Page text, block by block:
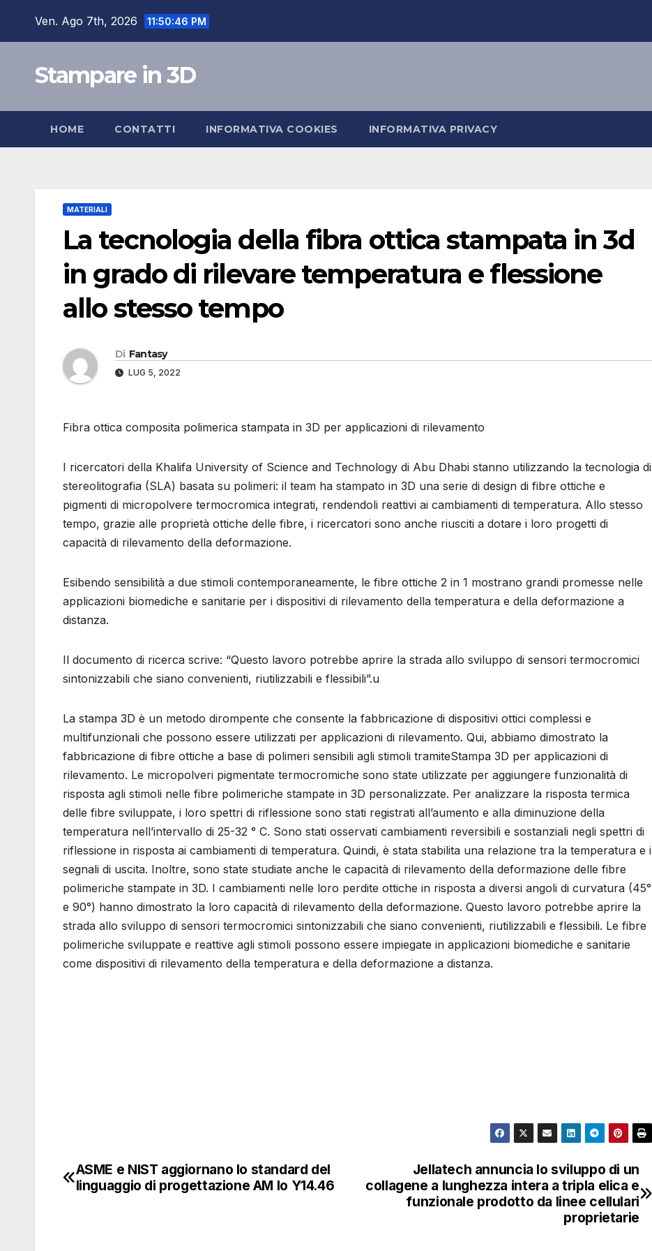
Ven. Ago 7th, 2026 11:50:47 PM
Stampare in 3D
HOME CONTATTI INFORMATIVA COOKIES INFORMATIVA PRIVACY
MATERIALI
La tecnologia della fibra ottica stampata in 3d
in grado di rilevare temperatura e flessione
allo stesso tempo
Di Fantasy
LUG 5, 2022
Fibra ottica composita polimerica stampata in 3D per applicazioni di rilevamento
I ricercatori della Khalifa University of Science and Technology di Abu Dhabi stanno utilizzando la tecnologia di
stereolitografia (SLA) basata su polimeri: il team ha stampato in 3D una serie di design di fibre ottiche e
pigmenti di micropolvere termocromica integrati, rendendoli reattivi ai cambiamenti di temperatura. Allo stesso
tempo, grazie alle proprietà ottiche delle fibre, i ricercatori sono anche riusciti a dotare i loro progetti di
capacità di rilevamento della deformazione.
Esibendo sensibilità a due stimoli contemporaneamente, le fibre ottiche 2 in 1 mostrano grandi promesse nelle
applicazioni biomediche e sanitarie per i dispositivi di rilevamento della temperatura e della deformazione a
distanza.
Il documento di ricerca scrive: “Questo lavoro potrebbe aprire la strada allo sviluppo di sensori termocromici
sintonizzabili che siano convenienti, riutilizzabili e flessibili”.u
La stampa 3D è un metodo dirompente che consente la fabbricazione di dispositivi ottici complessi e
multifunzionali che possono essere utilizzati per applicazioni di rilevamento. Qui, abbiamo dimostrato la
fabbricazione di fibre ottiche a base di polimeri sensibili agli stimoli tramiteStampa 3D per applicazioni di
rilevamento. Le micropolveri pigmentate termocromiche sono state utilizzate per aggiungere funzionalità di
risposta agli stimoli nelle fibre polimeriche stampate in 3D personalizzate. Per analizzare la risposta termica
delle fibre sviluppate, i loro spettri di riflessione sono stati registrati all’aumento e alla diminuzione della
temperatura nell’intervallo di 25-32 ° C. Sono stati osservati cambiamenti reversibili e sostanziali negli spettri di
riflessione in risposta ai cambiamenti di temperatura. Quindi, è stata stabilita una relazione tra la temperatura e i
segnali di uscita. Inoltre, sono state studiate anche le capacità di rilevamento della deformazione delle fibre
polimeriche stampate in 3D. I cambiamenti nelle loro perdite ottiche in risposta a diversi angoli di curvatura (45°
e 90°) hanno dimostrato la loro capacità di rilevamento della deformazione. Questo lavoro potrebbe aprire la
strada allo sviluppo di sensori termocromici sintonizzabili che siano convenienti, riutilizzabili e flessibili. Le fibre
polimeriche sviluppate e reattive agli stimoli possono essere impiegate in applicazioni biomediche e sanitarie
come dispositivi di rilevamento della temperatura e della deformazione a distanza.
Navigazione
Jellatech annuncia lo sviluppo di un
collagene a lunghezza intera a tripla elica e
funzionale prodotto da linee cellulari
proprietarie
ASME e NIST aggiornano lo standard del
linguaggio di progettazione AM lo Y14.46